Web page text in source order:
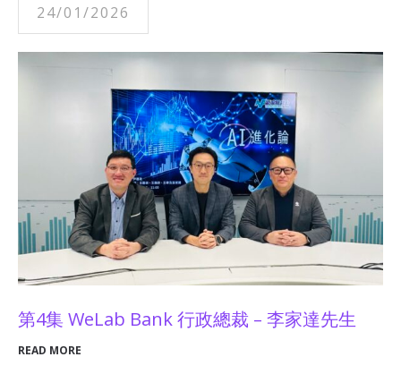
24/01/2026
第4集 WeLab Bank 行政總裁 – 李家達先生
READ MORE